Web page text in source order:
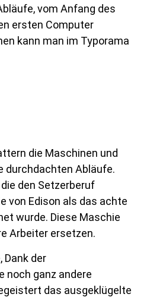
vom Anfang des
ersten Computer
kann man im Typorama
die Maschinen und
durchdachten Abläufe.
den Setzerberuf
von Edison als das achte
wurde. Diese Maschie
Arbeiter ersetzen.
Dank der
noch ganz andere
das ausgeklügelte